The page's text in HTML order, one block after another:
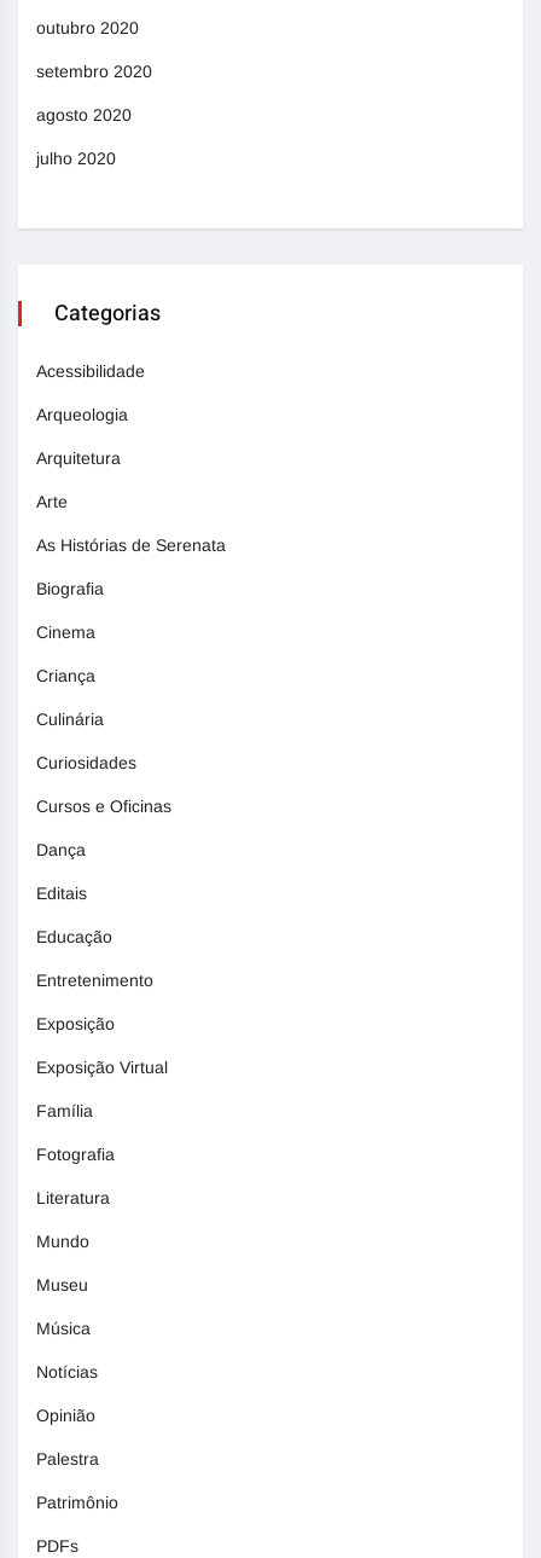
outubro 2020
setembro 2020
agosto 2020
julho 2020
Categorias
Acessibilidade
Arqueologia
Arquitetura
Arte
As Histórias de Serenata
Biografia
Cinema
Criança
Culinária
Curiosidades
Cursos e Oficinas
Dança
Editais
Educação
Entretenimento
Exposição
Exposição Virtual
Família
Fotografia
Literatura
Mundo
Museu
Música
Notícias
Opinião
Palestra
Patrimônio
PDFs